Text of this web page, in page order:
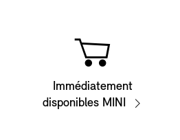
Immédiatement
disponibles MINI